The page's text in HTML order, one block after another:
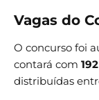
Vagas do
O concurso foi
contará com
distribuídas